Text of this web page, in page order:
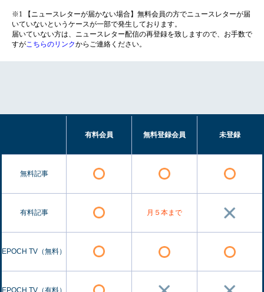
※1 【ニュースレターが届かない場合】無料会員の方でニュースレターが届
いていないというケースが一部で発生しております。
届いていない方は、ニュースレター配信の再登録を致しますので、お手数で
すがこちらのリンクからご連絡ください。
有料会員 無料登録会員 未登録
無料記事
有料記事 月５本まで
EPOCH TV（無料）
EPOCH TV（有料）